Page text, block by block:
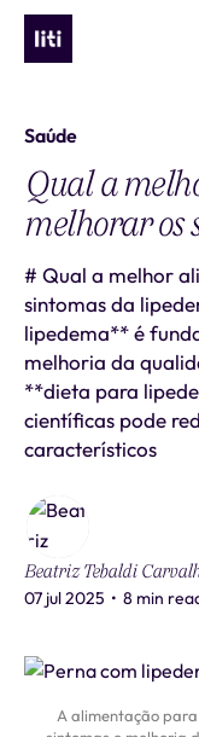
Saúde
Qual a
melhorar os
# Qual a melhor
sintomas da
lipedema** é
melhoria da
**dieta para
científicas pode
característicos
Beatriz Tebaldi
07 jul 2025 • 8 min
A alimentação